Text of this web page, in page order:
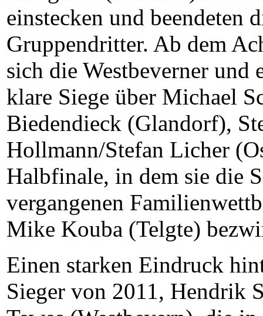
einstecken und beendeten
Gruppendritter. Ab dem
sich die Westbeverner und
klare Siege über Michael
Biedendieck (Glandorf),
Hollmann/Stefan Licher
Halbfinale, in dem sie die
vergangenen
Mike Kouba (Telgte)
Einen starken Eindruck
Sieger von 2011, Hendrik